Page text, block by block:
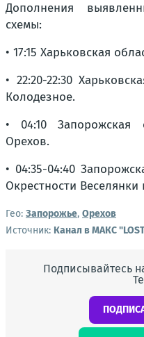
Дополнения
схемы:
• 17:15 Харьковская
• 22:20-22:30
Колодезное.
• 04:10
Орехов.
• 04:35-04:40
Окрестности Веселянки
Гео: Запорожье, Орехов
Источник: Канал в МАКС
Подписывайтесь